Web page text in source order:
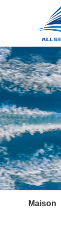
Maison